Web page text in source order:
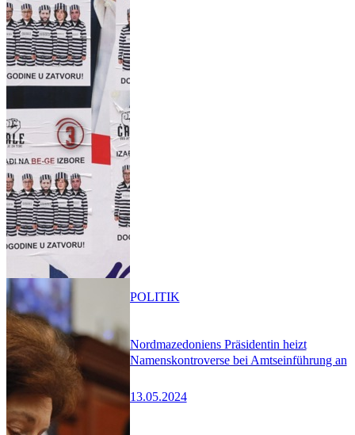
Nordmazedoniens Präsidentin heizt
Namenskontroverse bei Amtseinführung an
13.05.2024
POLITIK